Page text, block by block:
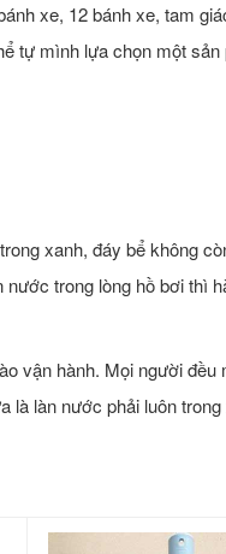
xe, 12 bánh xe, tam
tự mình lựa chọn một
xanh, đáy bể không
trong lòng hồ bơi thì
vận hành. Mọi người
làn nước phải luôn